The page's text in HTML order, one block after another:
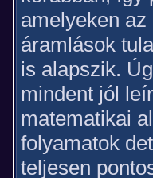
amelyeken
áramlások
is alapszik.
mindent jól
matematikai
folyamatok
teljesen